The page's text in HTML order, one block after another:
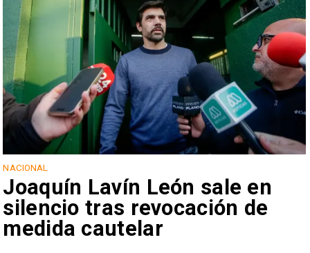
NACIONAL
Joaquín Lavín León sale en
silencio tras revocación de
medida cautelar